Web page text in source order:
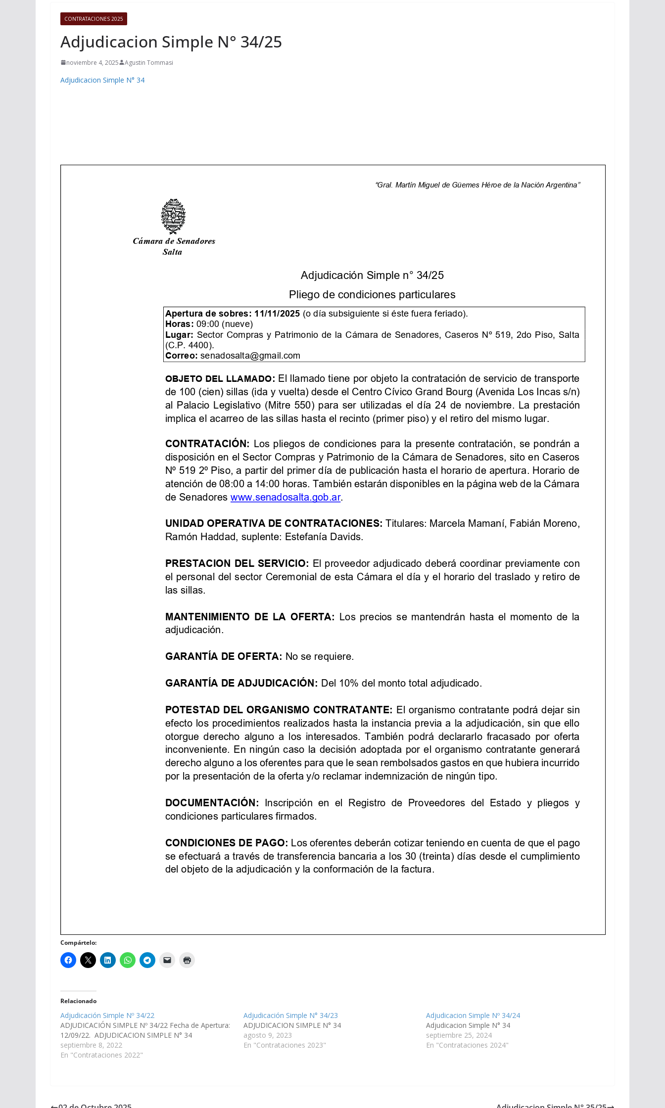
CONTRATACIONES 2025
Adjudicacion Simple N° 34/25
noviembre 4, 2025 Agustin Tommasi
Adjudicacion Simple N° 34
Compártelo:
Relacionado
Adjudicación Simple Nº 34/22
ADJUDICACIÓN SIMPLE Nº 34/22 Fecha de Apertura:
12/09/22. ADJUDICACION SIMPLE N° 34
septiembre 8, 2022
En "Contrataciones 2022"
Adjudicación Simple N° 34/23
ADJUDICACION SIMPLE N° 34
agosto 9, 2023
En "Contrataciones 2023"
Adjudicacion Simple Nº 34/24
Adjudicacion Simple N° 34
septiembre 25, 2024
En "Contrataciones 2024"